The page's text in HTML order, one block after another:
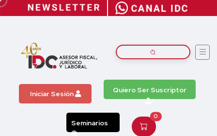
Iniciar Sesión Quiero Ser Suscriptor
Seminarios
0